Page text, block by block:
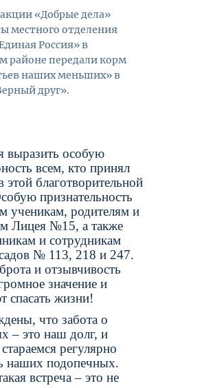
«Добрые дела»
местного отделения
Россия» в
районе передали корм
наших меньших» в
друг».
выразить особую
всем, кто принял
этой благотворительной
признательность
ученикам, родителям и
Лицея №15, а также
и сотрудникам
№ 113, 218 и 247.
и отзывчивость
значение и
спасать жизни!
что забота о
– это наш долг, и
регулярно
наших подопечных.
встреча – это не